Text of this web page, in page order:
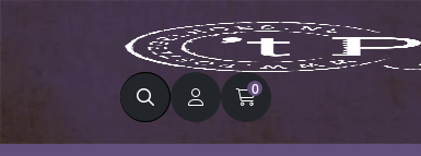
Zoeken 0